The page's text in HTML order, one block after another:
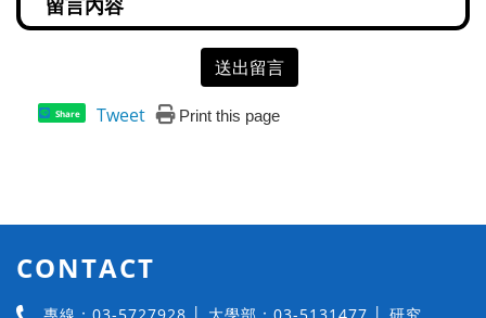
送出留言
Share Tweet Print this page
CONTACT